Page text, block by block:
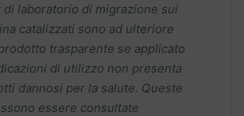
di laboratorio di migrazione sui
catalizzati sono ad ulteriore
trasparente se applicato
di utilizzo non presenta
dannosi per la salute. Queste
essere consultate